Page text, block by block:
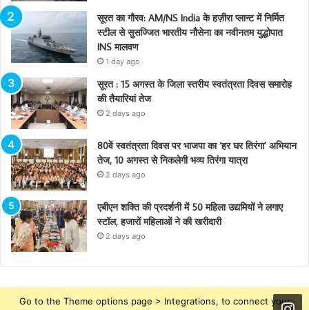
सूरत का गौरव: AM/NS India के हज़ीरा प्लान्ट में निर्मित
स्टील से सुसज्जित भारतीय नौसेना का नवीनतम युद्धोपात
INS मालवण
1 day ago
सूरत : 15 अगस्त के जिला स्तरीय स्वतंत्रता दिवस समारोह
की तैयारियां तेज
2 days ago
80वें स्वतंत्रता दिवस पर भाजपा का ‘हर घर तिरंगा’ अभियान
तेज, 10 अगस्त से निकलेगी भव्य तिरंगा यात्रा
2 days ago
एबीएन शक्ति की प्रदर्शनी में 50 महिला उद्यमियों ने लगाए
स्टॉल, हजारों महिलाओं ने की खरीदारी
2 days ago
Go to the Theme options page > Integrations, to connect your